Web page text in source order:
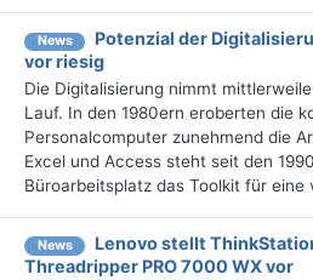
News
Potenzial der
vor riesig
Die Digitalisierung nimmt
Lauf. In den 1980ern eroberten die
Personalcomputer zunehmend die
Excel und Access steht seit den
Büroarbeitsplatz das Toolkit für eine
News
Lenovo stellt
Threadripper PRO 7000 WX vor